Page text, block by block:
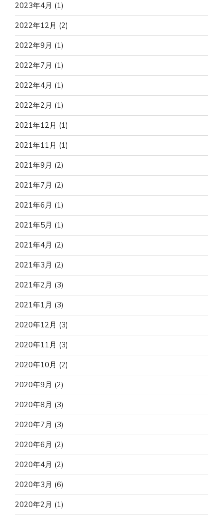
2023年4月 (1)
2022年12月 (2)
2022年9月 (1)
2022年7月 (1)
2022年4月 (1)
2022年2月 (1)
2021年12月 (1)
2021年11月 (1)
2021年9月 (2)
2021年7月 (2)
2021年6月 (1)
2021年5月 (1)
2021年4月 (2)
2021年3月 (2)
2021年2月 (3)
2021年1月 (3)
2020年12月 (3)
2020年11月 (3)
2020年10月 (2)
2020年9月 (2)
2020年8月 (3)
2020年7月 (3)
2020年6月 (2)
2020年4月 (2)
2020年3月 (6)
2020年2月 (1)